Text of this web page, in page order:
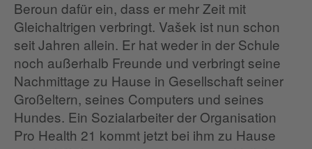
Beroun dafür ein, dass er mehr Zeit mit
Gleichaltrigen verbringt. Vašek ist nun schon
seit Jahren allein. Er hat weder in der Schule
noch außerhalb Freunde und verbringt seine
Nachmittage zu Hause in Gesellschaft seiner
Großeltern, seines Computers und seines
Hundes. Ein Sozialarbeiter der Organisation
Pro Health 21 kommt jetzt bei ihm zu Hause